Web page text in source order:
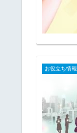
お役立ち情報